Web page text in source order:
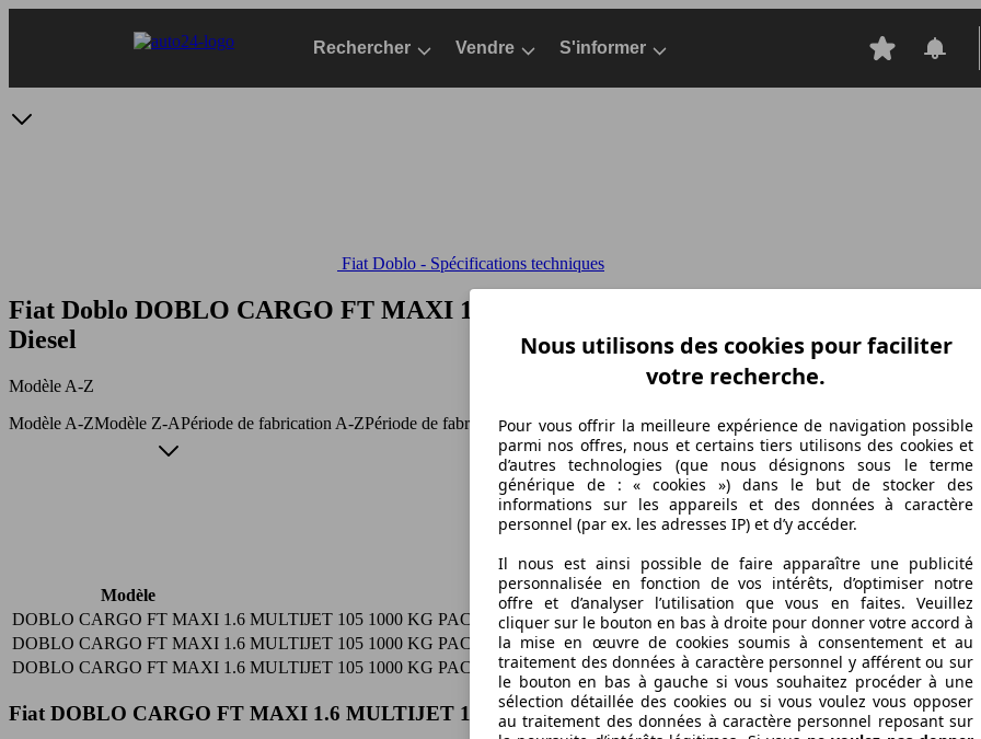
Rechercher Vendre S'informer
Fiat Doblo - Spécifications techniques
Fiat Doblo DOBLO CARGO FT MAXI 1.6 MULTIJET 105 1000 KG
Diesel
Modèle A-Z
Modèle A-ZModèle Z-APériode de fabrication A-ZPériode de fabrication Z-APuissance A-ZPuissance Z-AØ Consommation A-Z Ø
Modèle
Période de fabrication Puissance
DOBLO CARGO FT MAXI 1.6 MULTIJET 105 1000 KG PACK USB CLIM 2019/07 - 2020/01
77 KW (105 PS)
DOBLO CARGO FT MAXI 1.6 MULTIJET 105 1000 KG PACK PRO NAV 2019/07 - 2020/01
77 KW (105 PS)
DOBLO CARGO FT MAXI 1.6 MULTIJET 105 1000 KG PACK TECHNO
2019/07 - 2020/01 77 KW (105 PS)
Fiat DOBLO CARGO FT MAXI 1.6 MULTIJET 105 1000 KG PACK USB CLIM Spécifications techniques
Nous utilisons des cookies pour faciliter
votre recherche.
Pour vous offrir la meilleure expérience de navigation possible
parmi nos offres, nous et certains tiers utilisons des cookies et
d’autres technologies (que nous désignons sous le terme
générique de : « cookies ») dans le but de stocker des
informations sur les appareils et des données à caractère
personnel (par ex. les adresses IP) et d’y accéder.
Il nous est ainsi possible de faire apparaître une publicité
personnalisée en fonction de vos intérêts, d’optimiser notre
offre et d’analyser l’utilisation que vous en faites. Veuillez
cliquer sur le bouton en bas à droite pour donner votre accord à
la mise en œuvre de cookies soumis à consentement et au
traitement des données à caractère personnel y afférent ou sur
le bouton en bas à gauche si vous souhaitez procéder à une
sélection détaillée des cookies ou si vous voulez vous opposer
au traitement des données à caractère personnel reposant sur